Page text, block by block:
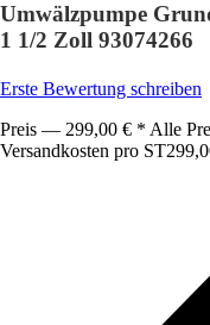
Umwälzpumpe
1 1/2 Zoll 93074266
Erste Bewertung schreiben
Preis — 299,00 € * Alle
Versandkosten pro ST